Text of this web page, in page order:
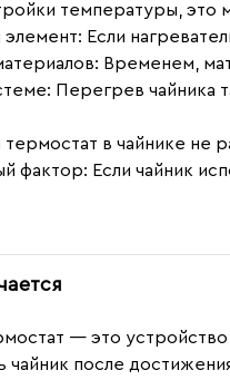
температуры, это
: Если
: Временем,
: Перегрев чайника
термостат в чайнике не
фактор: Если чайник
— это
после